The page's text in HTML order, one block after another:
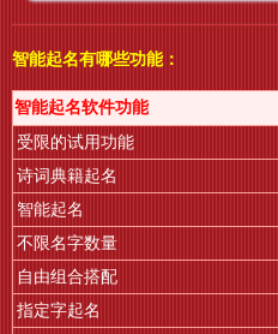
智能起名有哪些功能：
智能起名软件功能
受限的试用功能
诗词典籍起名
智能起名
不限名字数量
自由组合搭配
指定字起名